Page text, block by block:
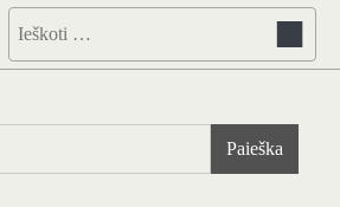
Ieškoti:
Paieška